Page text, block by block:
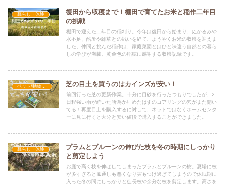
暮らし・体験
復田から収穫まで！棚田で育てたお米と稲作二年目
の挑戦
棚田で迎えた二年目の稲刈り。今年は復田から始まり、ぬかるみや
水不足、酷暑や雑草との戦いを経て、ようやくお米の収穫を迎えま
した。仲間と挑んだ稲作は、家庭菜園とはひと味違う自然との暮ら
しの学びが満載。黄金色の稲穂に感謝する収穫記録です。
ペット/動物体験 芝の目土を買うのはカインズが安い！
前回行った芝の更新作業。十分に目砂を行ったつもりでしたが、2
日程強い雨が続いた所為か埋めたはずのコアリングの穴がまた開い
てる！再度目土を購入するに対して、ネットではなくホームセンタ
ーに見に行くと大分と安い値段で購入することができました。
暮らし・体験
プラムとプルーンの伸びた枝を冬の時期にしっかり
と剪定しよう
お庭で高く枝を伸ばしてしまったプラムとプルーンの樹。夏場に枝
が多すぎると風通しも悪くなり実もつけ過ぎてしまうので休眠期に
入った冬の間にしっかりと徒長枝や余分な枝を剪定します。高さを